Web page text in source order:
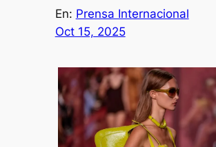
En: Prensa Internacional
Oct 15, 2025